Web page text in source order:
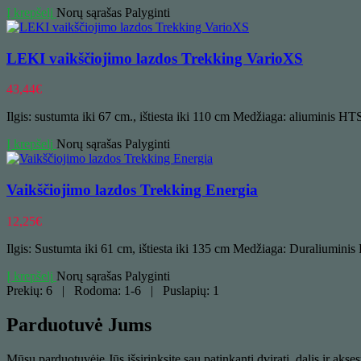
Į krepšelį Norų sąrašas Palyginti
LEKI vaikščiojimo lazdos Trekking VarioXS
43,44€
Ilgis: sustumta iki 67 cm., ištiesta iki 110 cm Medžiaga: aliuminis
Į krepšelį Norų sąrašas Palyginti
Vaikščiojimo lazdos Trekking Energia
12,25€
Ilgis: Sustumta iki 61 cm, ištiesta iki 135 cm Medžiaga: Duraliuminis
Į krepšelį Norų sąrašas Palyginti
Prekių: 6 | Rodoma: 1-6 | Puslapių: 1
Parduotuvė Jums